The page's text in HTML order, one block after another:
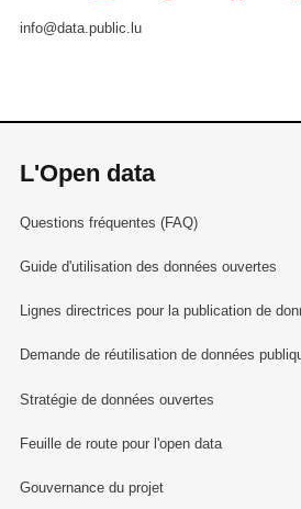
info@data.public.lu
L'Open data
Questions fréquentes (FAQ)
Guide d'utilisation des données ouvertes
Lignes directrices pour la publication de
Demande de réutilisation de données
Stratégie de données ouvertes
Feuille de route pour l'open data
Gouvernance du projet